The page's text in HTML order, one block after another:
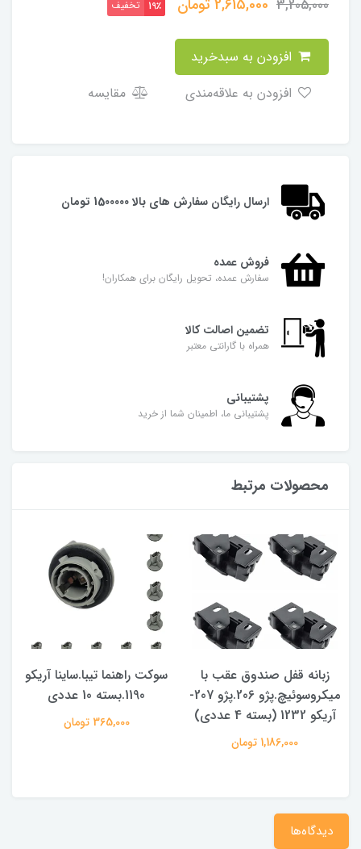
3,205,000
2,615,000تومان 19٪ تخفیف
مقایسه
ارسال رایگان سفارش های بالا 1500000 تومان
فروش عمده
سفارش عمده، تحویل رایگان برای همکاران!
تضمین اصالت کالا
همراه با گارانتی معتبر
پشتیبانی
پشتیبانی ما، اطمینان شما از خرید
محصولات مرتبط
زبانه قفل صندوق عقب با
میکروسوئیچ.پژو 206.پژو 207-
آریکو 1232 (بسته 4 عددی)
1,186,000 تومان
سوکت راهنما تیبا.ساینا آریکو
1190.بسته 10 عددی
365,000 تومان
دیدگاه‌ها